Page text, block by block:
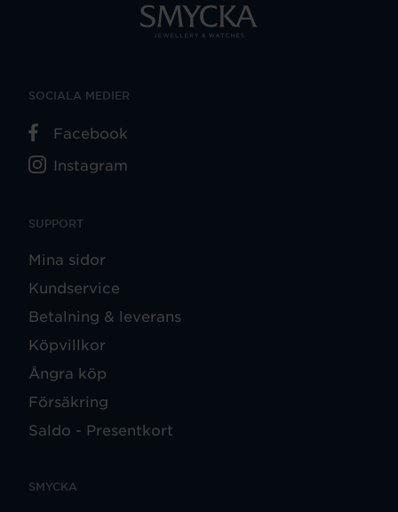
SUPPORT
Mina sidor
Kundservice
Betalning & leverans
Köpvillkor
Ångra köp
Försäkring
Saldo - Presentkort
SMYCKA
SOCIALA MEDIER
Facebook
Instagram